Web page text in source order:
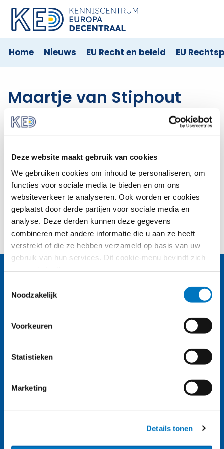
Deze website maakt gebruik van cookies
We gebruiken cookies om inhoud te personaliseren, om
functies voor sociale media te bieden en om ons
websiteverkeer te analyseren. Ook worden er cookies
geplaatst door derde partijen voor sociale media en
analyse. Deze derden kunnen deze gegevens
combineren met andere informatie die u aan ze heeft
verstrekt of die ze hebben verzameld op basis van uw
gebruik van hun services. Dit cookie-menu bevindt zich
Noodzakelijk
Voorkeuren
Statistieken
Marketing
Details tonen
Home Nieuws EU Recht en beleid EU
Maartje van Stiphout
Maartje van Stiphout was stagiair bij KED in 2022-2023.
De adviseurs van Kenniscentrum Europa decentraal
de publicatie en updates van de content op de
website. Daarnaast geven zij presentaties en
participeren zij in netwerken.
Bekijk de berichten vanMaartje van Stiphout
2514 JS Den Haag
About us (English)
A-Z index